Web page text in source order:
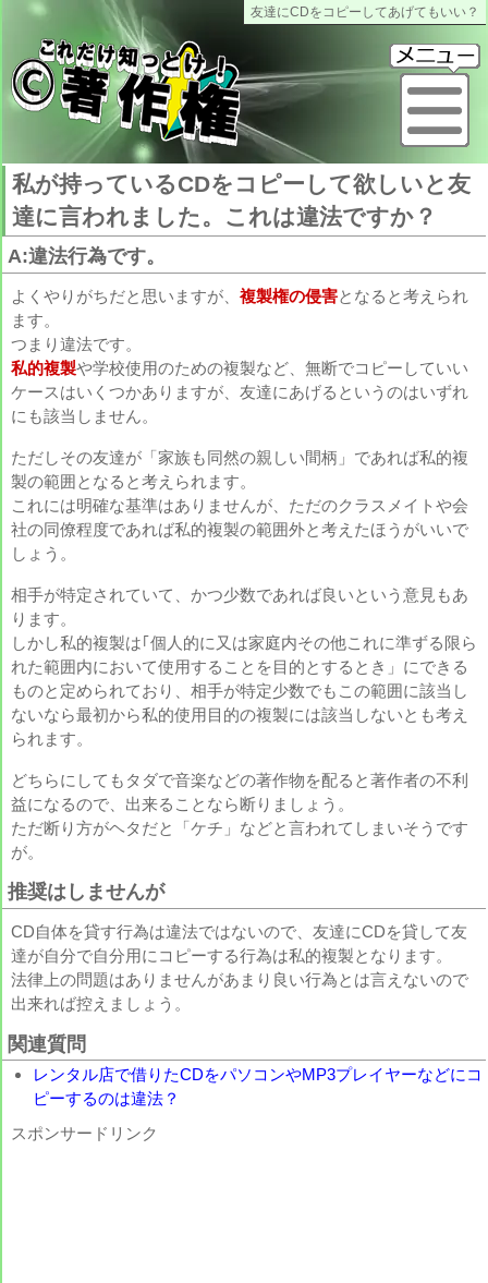
友達にCDをコピーしてあげてもいい？
これだけ知っとけ著作権
私が持っているCDをコピーして欲しいと友
達に言われました。これは違法ですか？
A:違法行為です。
よくやりがちだと思いますが、 複製権の侵害となると考えられ
ます。
つまり違法です。
私的複製や学校使用のための複製など、無断でコピーしていい
ケースはいくつかありますが、友達にあげるというのはいずれ
にも該当しません。
ただしその友達が「家族も同然の親しい間柄」であれば私的複
製の範囲となると考えられます。
これには明確な基準はありませんが、ただのクラスメイトや会
社の同僚程度であれば私的複製の範囲外と考えたほうがいいで
しょう。
相手が特定されていて、かつ少数であれば良いという意見もあ
ります。
しかし私的複製は｢個人的に又は家庭内その他これに準ずる限ら
れた範囲内において使用することを目的とするとき」にできる
ものと定められており、相手が特定少数でもこの範囲に該当し
ないなら最初から私的使用目的の複製には該当しないとも考え
られます。
どちらにしてもタダで音楽などの著作物を配ると著作者の不利
益になるので、出来ることなら断りましょう。
ただ断り方がヘタだと「ケチ」などと言われてしまいそうです
が。
推奨はしませんが
CD自体を貸す行為は違法ではないので、友達にCDを貸して友
達が自分で自分用にコピーする行為は私的複製となります。
法律上の問題はありませんがあまり良い行為とは言えないので
出来れば控えましょう。
関連質問
レンタル店で借りたCDをパソコンやMP3プレイヤーなどにコ
ピーするのは違法？
スポンサードリンク